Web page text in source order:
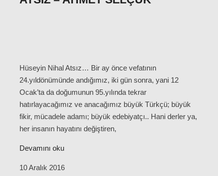
Hüseyin Nihal Atsız… Bir ay önce vefatının
24.yıldönümünde andığımız, iki gün sonra, yani 12
Ocak’ta da doğumunun 95.yılında tekrar
hatırlayacağımız ve anacağımız büyük Türkçü; büyük
fikir, mücadele adamı; büyük edebiyatçı.. Hani derler ya,
her insanın hayatını değiştiren,
Devamını oku
10 Aralık 2016